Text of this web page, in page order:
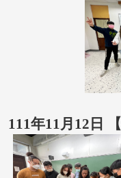
111年11月12日 【